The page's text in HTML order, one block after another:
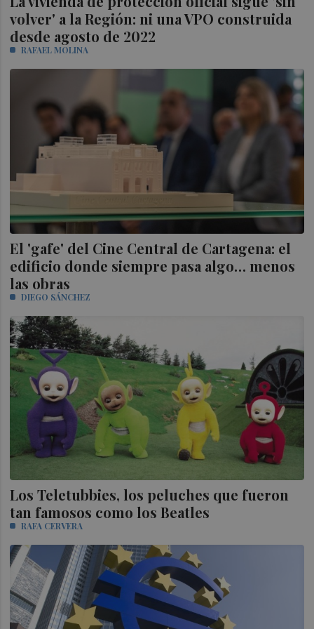
volver' a la Región: ni una VPO construida
desde agosto de 2022
RAFAEL MOLINA
El 'gafe' del Cine Central de Cartagena: el
edificio donde siempre pasa algo… menos
las obras
DIEGO SÁNCHEZ
Los Teletubbies, los peluches que fueron
tan famosos como los Beatles
RAFA CERVERA